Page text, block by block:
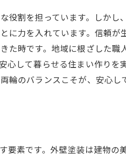
割を担っています。しか
力を入れています。信頼が
時です。地域に根ざした
して暮らせる住まい作り
のバランスこそが、安心し
素です。外壁塗装は建物の